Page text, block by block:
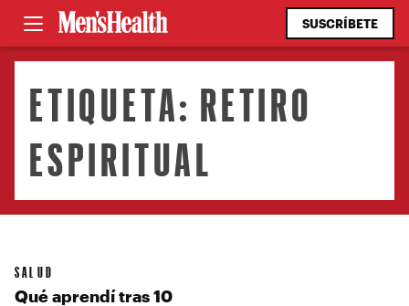
SUSCRÍBETE
ETIQUETA: RETIRO
ESPIRITUAL
SALUD
Qué aprendí tras 10